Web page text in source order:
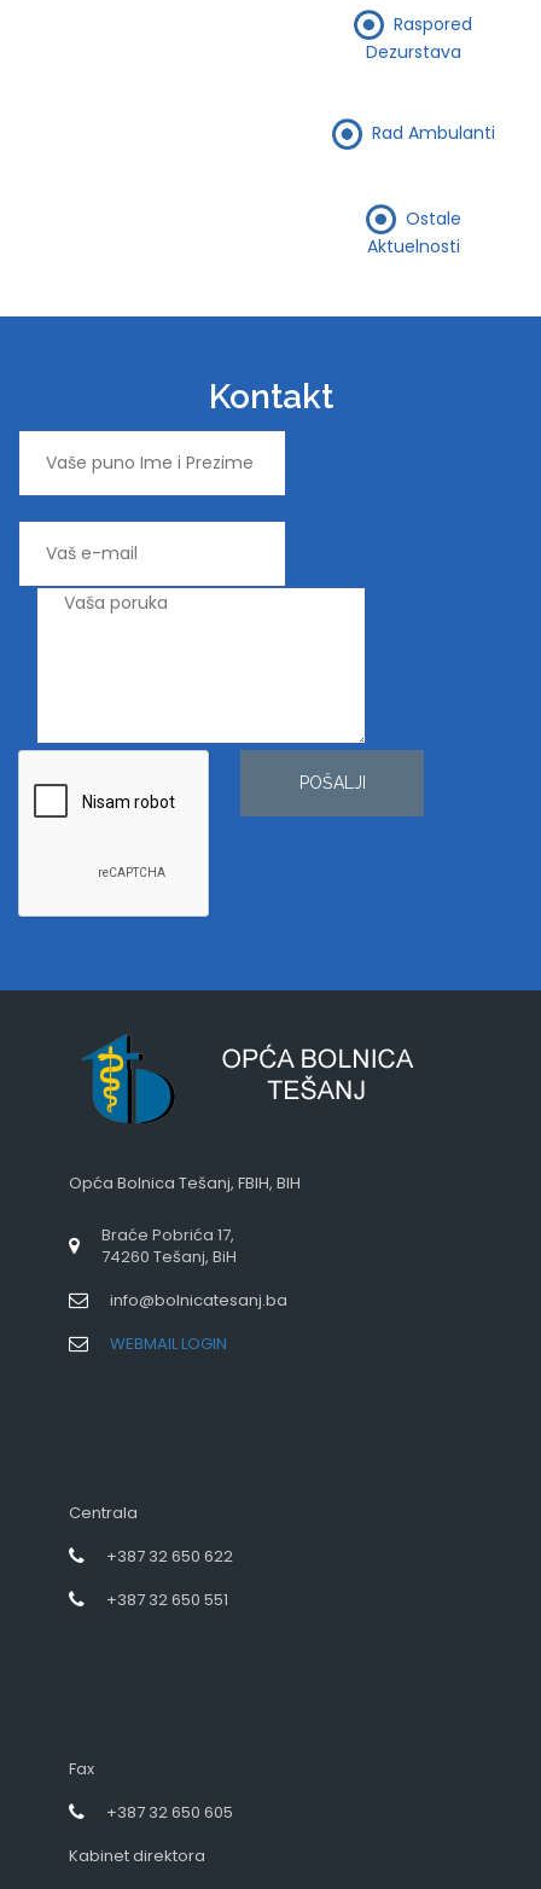
Raspored
Dezurstava
Rad Ambulanti
Ostale
Aktuelnosti
Kontakt
POŠALJI
Opća Bolnica Tešanj, FBIH, BIH
Braće Pobrića 17,
74260 Tešanj, BiH
info@bolnicatesanj.ba
WEBMAIL LOGIN
Centrala
+387 32 650 622
+387 32 650 551
Fax
+387 32 650 605
Kabinet direktora